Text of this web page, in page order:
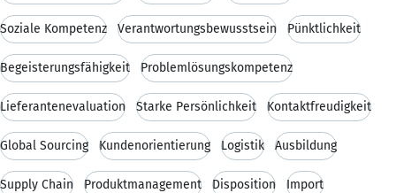
Soziale Kompetenz Verantwortungsbewusstsein Pünktlichkeit
Begeisterungsfähigkeit Problemlösungskompetenz
Lieferantenevaluation Starke Persönlichkeit Kontaktfreudigkeit
Global Sourcing Kundenorientierung Logistik Ausbildung
Supply Chain Produktmanagement Disposition Import